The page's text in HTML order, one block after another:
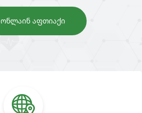
ᲝᲜᲚᲐᲘᲜ ᲐᲤᲗᲘᲐᲥᲘ